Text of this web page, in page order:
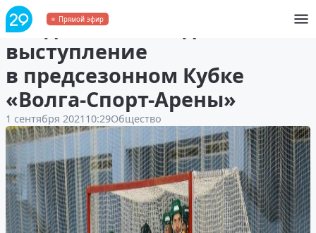
Прямой эфир
«Водник» с победы начал
выступление
в предсезонном Кубке
«Волга-Спорт-Арены»
1 сентября 2021 10:29Общество